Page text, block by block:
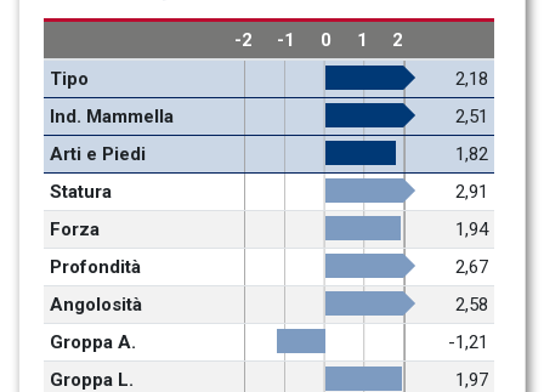
-2 -1 0 1
2
Tipo
2,18
Ind. Mammella
2,51
Arti e Piedi
1,82
Statura
2,91
Forza
1,94
Profondità
2,67
Angolosità
2,58
Groppa A.
-1,21
Groppa L.
1,97